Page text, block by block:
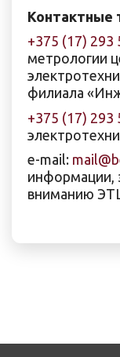
Контактные
+375 (17) 293
метрологии
филиала
+375 (17) 293
e-mail:
информации,
вниманию